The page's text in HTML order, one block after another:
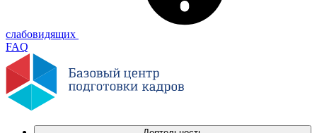
слабовидящих
FAQ